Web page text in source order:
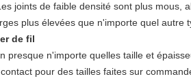
joints de faible densité sont plus mous,
plus élevées que n'importe quel autre
de fil
presque n'importe quelles taille et
pour des tailles faites sur